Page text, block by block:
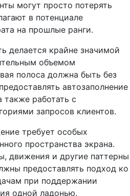
могут просто потерять
в потенциале
на прошлые ранги.
делается крайне значимой
объемом
полоса должна быть без
автозаполнение
работать с
запросов клиентов.
требует особых
пространства экрана.
движения и другие паттерны
предоставлять подход ко
при поддержании
одной ладонью.